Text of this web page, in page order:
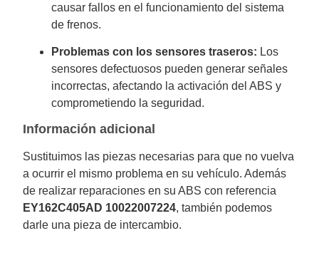
causar fallos en el funcionamiento del sistema
de frenos.
Problemas con los sensores traseros: Los
sensores defectuosos pueden generar señales
incorrectas, afectando la activación del ABS y
comprometiendo la seguridad.
Información adicional
Sustituimos las piezas necesarias para que no vuelva
a ocurrir el mismo problema en su vehículo. Además
de realizar reparaciones en su ABS con referencia
EY162C405AD 10022007224, también podemos
darle una pieza de intercambio.